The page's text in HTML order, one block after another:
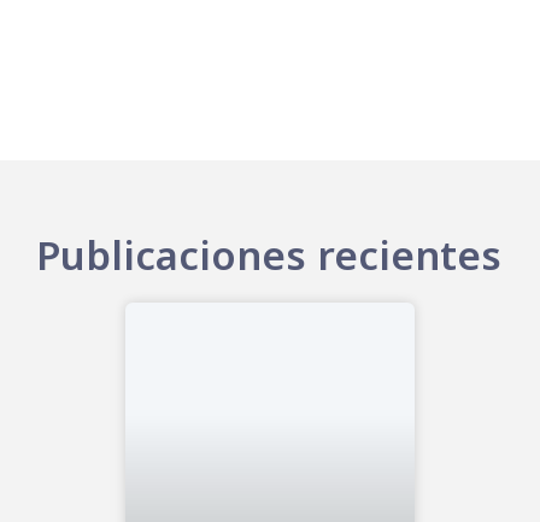
Publicaciones recientes